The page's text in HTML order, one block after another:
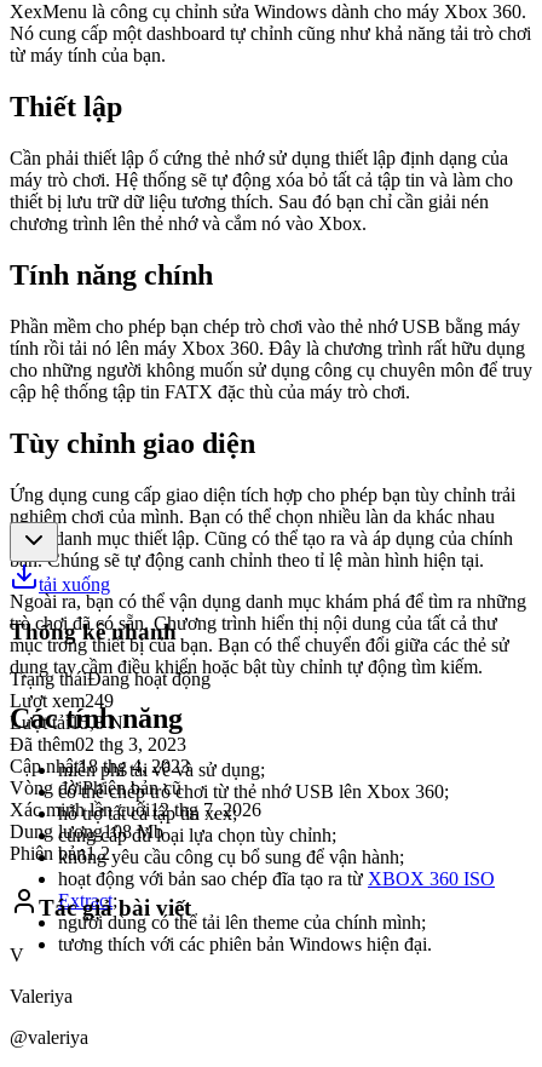
XexMenu là công cụ chỉnh sửa Windows dành cho máy Xbox 360.
Nó cung cấp một dashboard tự chỉnh cũng như khả năng tải trò chơi
từ máy tính của bạn.
Thiết lập
Cần phải thiết lập ổ cứng thẻ nhớ sử dụng thiết lập định dạng của
máy trò chơi. Hệ thống sẽ tự động xóa bỏ tất cả tập tin và làm cho
thiết bị lưu trữ dữ liệu tương thích. Sau đó bạn chỉ cần giải nén
chương trình lên thẻ nhớ và cắm nó vào Xbox.
Tính năng chính
Phần mềm cho phép bạn chép trò chơi vào thẻ nhớ USB bằng máy
tính rồi tải nó lên máy Xbox 360. Đây là chương trình rất hữu dụng
cho những người không muốn sử dụng công cụ chuyên môn để truy
cập hệ thống tập tin FATX đặc thù của máy trò chơi.
Tùy chỉnh giao diện
Ứng dụng cung cấp giao diện tích hợp cho phép bạn tùy chỉnh trải
nghiệm chơi của mình. Bạn có thể chọn nhiều làn da khác nhau
trong danh mục thiết lập. Cũng có thể tạo ra và áp dụng của chính
bạn. Chúng sẽ tự động canh chỉnh theo tỉ lệ màn hình hiện tại.
Ngoài ra, bạn có thể vận dụng danh mục khám phá để tìm ra những
trò chơi đã có sẵn. Chương trình hiển thị nội dung của tất cả thư
mục trong thiết bị của bạn. Bạn có thể chuyển đổi giữa các thẻ sử
dụng tay cầm điều khiển hoặc bật tùy chỉnh tự động tìm kiếm.
Các tính năng
miễn phí tải về và sử dụng;
có thể chép trò chơi từ thẻ nhớ USB lên Xbox 360;
hỗ trợ tất cả tập tin xex;
cung cấp đủ loại lựa chọn tùy chỉnh;
không yêu cầu công cụ bổ sung để vận hành;
hoạt động với bản sao chép đĩa tạo ra từ XBOX 360 ISO
Extract;
người dùng có thể tải lên theme của chính mình;
tương thích với các phiên bản Windows hiện đại.
tải xuống
Thống kê nhanh
Trạng tháiĐang hoạt động
Lượt xem249
Lượt tải15,8 N
Đã thêm02 thg 3, 2023
Cập nhật18 thg 4, 2023
Vòng đờiPhiên bản cũ
Xác minh lần cuối12 thg 7, 2026
Dung lượng108 Mb
Phiên bản1.2
Tác giả bài viết
V
Valeriya
@valeriya